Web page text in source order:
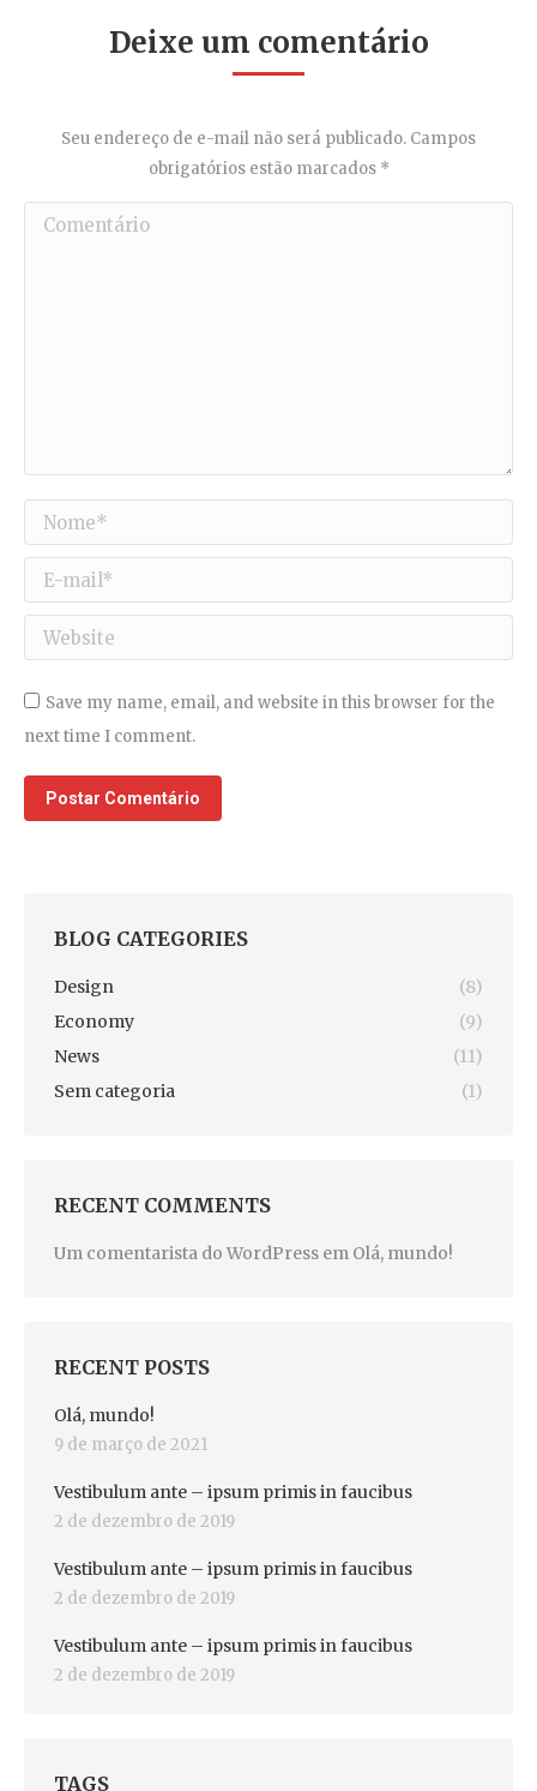
Deixe um comentário
Seu endereço de e-mail não será publicado. Campos
obrigatórios estão marcados *
Comentário
Nome *
E-mail *
Website
Save my name, email, and website in this browser for the
next time I comment.
Postar Comentário
BLOG CATEGORIES
Design
(8)
Economy
(9)
News
(11)
Sem categoria
(1)
RECENT COMMENTS
Um comentarista do WordPress em Olá, mundo!
RECENT POSTS
Olá, mundo!
9 de março de 2021
Vestibulum ante – ipsum primis in faucibus
2 de dezembro de 2019
Vestibulum ante – ipsum primis in faucibus
2 de dezembro de 2019
Vestibulum ante – ipsum primis in faucibus
2 de dezembro de 2019
TAGS